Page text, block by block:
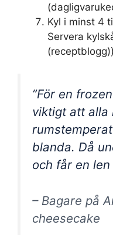
Kyl i minst 4
Servera
”För en
viktigt att alla
blanda. Då
och får en len
– Bagare på
cheesecake